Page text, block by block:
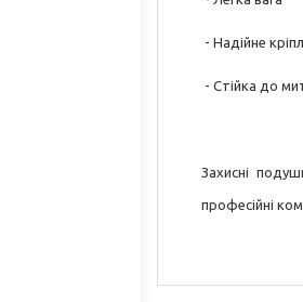
- Надійне
- Стійка до
Захисні
професійні